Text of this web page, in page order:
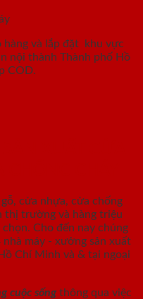
và lắp đặt khu vực
nội thành Thành phố Hồ
COD.
cửa nhựa, cửa chống
thị trường và hàng triệu
Cho đến nay chúng
máy - xưởng sản xuất
Chí Minh và & tại ngoại
cuộc sống thông qua việc